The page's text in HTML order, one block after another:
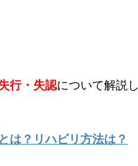
行・失認について解説し
は？リハビリ方法は？